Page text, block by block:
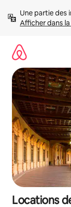
directement
Afficher dans
Locations